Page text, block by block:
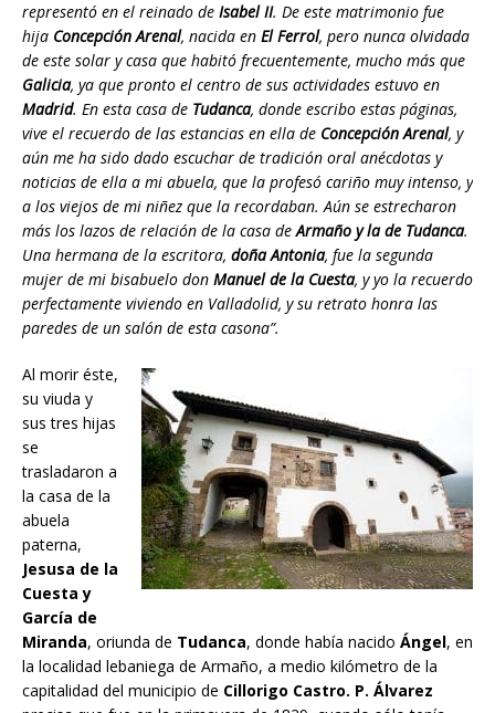
representó en el reinado de Isabel II. De este matrimonio fue
hija Concepción Arenal, nacida en El Ferrol, pero nunca olvidada
de este solar y casa que habitó frecuentemente, mucho más que
Galicia, ya que pronto el centro de sus actividades estuvo en
Madrid. En esta casa de Tudanca, donde escribo estas páginas,
vive el recuerdo de las estancias en ella de Concepción Arenal, y
aún me ha sido dado escuchar de tradición oral anécdotas y
noticias de ella a mi abuela, que la profesó cariño muy intenso, y
a los viejos de mi niñez que la recordaban. Aún se estrecharon
más los lazos de relación de la casa deArmaño y la de Tudanca.
Una hermana de la escritora, doña Antonia, fue la segunda
mujer de mi bisabuelo don Manuel de la Cuesta, y yo la recuerdo
perfectamente viviendo en Valladolid, y su retrato honra las
paredes de un salón de esta casona”.
Al morir éste,
su viuda y
sus tres hijas
se
trasladaron a
la casa de la
abuela
paterna,
Jesusa de la
Cuesta y
García de
Miranda, oriunda de Tudanca, donde había nacido Ángel, en
la localidad lebaniega de Armaño, a medio kilómetro de la
capitalidad del municipio de Cillorigo Castro. P. Álvarez